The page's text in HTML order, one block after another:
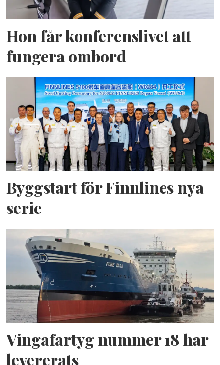
Hon får konferenslivet att
fungera ombord
Byggstart för Finnlines nya
serie
Vingafartyg nummer 18 har
levererats